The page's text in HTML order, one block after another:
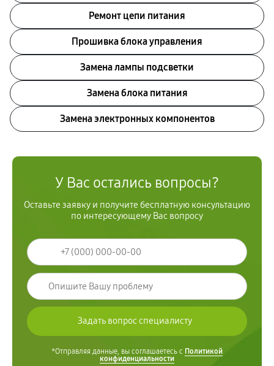
Ремонт цепи питания
Прошивка блока управления
Замена лампы подсветки
Замена блока питания
Замена электронных компонентов
У Вас остались вопросы?
Оставьте заявку и получите бесплатную консультацию
по интересующему Вас вопросу
*Отправляя данные, вы соглашаетесь с Политикой
конфиденциальности